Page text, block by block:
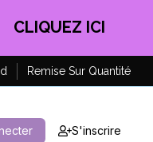
EN PROFITER !
Remise Sur Quantité
S'inscrire